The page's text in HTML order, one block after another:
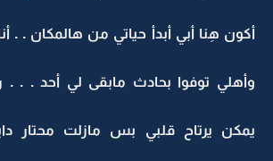
أكون هِنا أبي أبدأ حياتي من هالمكان . .
وأهلي توفوا بحادث مابقى لي أحد . . .
يمكن يرتاح قلبي بس مازلت محتار